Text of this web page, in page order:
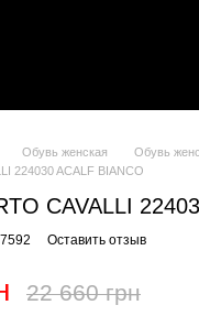
Обувь женская
Обувь
224030 ACALF BIANCO
CAVALLI
Оставить отзыв
22 660 грн